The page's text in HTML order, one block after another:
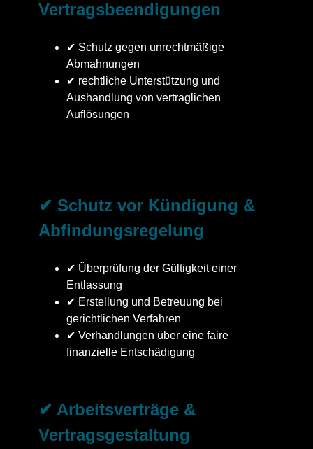
Vertragsbeendigungen
✔ Schutz gegen unrechtmäßige
Abmahnungen
✔ rechtliche Unterstützung und
Aushandlung von vertraglichen
Auflösungen
✔ Schutz vor Kündigung &
Abfindungsregelung
✔ Überprüfung der Gültigkeit einer
Entlassung
✔ Erstellung und Betreuung bei
gerichtlichen Verfahren
✔ Verhandlungen über eine faire
finanzielle Entschädigung
✔ Arbeitsverträge &
Vertragsgestaltung